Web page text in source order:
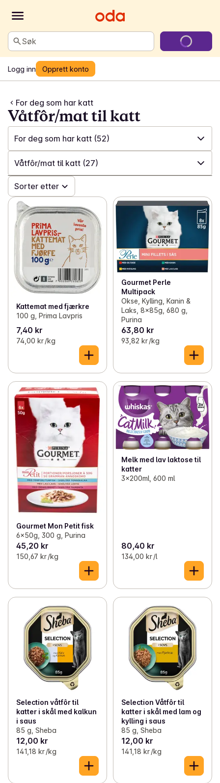
Søk
Logg inn Opprett konto
For deg som har katt
Våtfôr/mat til katt
For deg som har katt (52)
✓ Alle (125)
✓ For deg som har hund
✓ For deg som har katt (52)
✓ Fugl (4)
✓ Gnager
Våtfôr/mat til katt (27)
✓ Alle (52)
✓ Våtfôr/mat til katt(27)
✓ Tørrfôr/mat til katt (8)
✓ Snacks og godbiter til katt (12)
✓ Utstyr og leker til katt (5)
Sorter etter
Kattemat med fjærkre
100 g, Prima Lavpris
7,40 kr
74,00 kr /kg
Gourmet Perle
Multipack
Okse, Kylling, Kanin &
Laks, 8x85g, 680 g,
Purina
63,80 kr
93,82 kr /kg
Gourmet Mon Petit fisk
6x50g, 300 g, Purina
45,20 kr
150,67 kr /kg
Melk med lav laktose til
katter
3x200ml, 600 ml
80,40 kr
134,00 kr /l
Selection våtfôr til
katter i skål med kalkun
i saus
85 g, Sheba
12,00 kr
141,18 kr /kg
Selection Våtfôr til
katter i skål med lam og
kylling i saus
85 g, Sheba
12,00 kr
141,18 kr /kg